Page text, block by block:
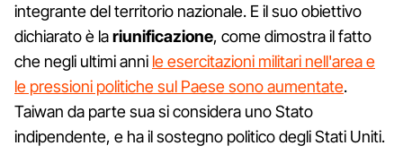
integrante del territorio nazionale. E il suo obiettivo
dichiarato è lariunificazione, come dimostra il fatto
che negli ultimi anni le esercitazioni militari nell'area e
le pressioni politiche sul Paese sono aumentate.
Taiwan da parte sua si considera uno Stato
indipendente, e ha il sostegno politico degli Stati Uniti.